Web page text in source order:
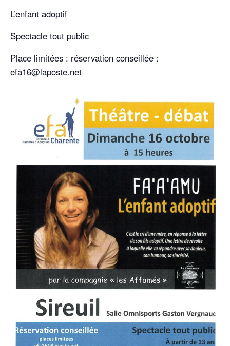
L’enfant adoptif
Spectacle tout public
Place limitées : réservation conseillée :
efa16@laposte.net